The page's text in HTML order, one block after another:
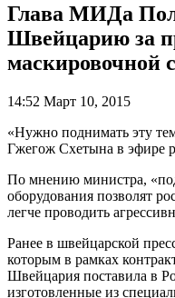
Глава МИДа
Швейцарию за
маскировочной
14:52 Март 10, 2015
«Нужно поднимать эту
Гжегож Схетына в эфире
По мнению министра,
оборудования позволят
легче проводить
Ранее в швейцарской
которым в рамках
Швейцария поставила в
изготовленные из